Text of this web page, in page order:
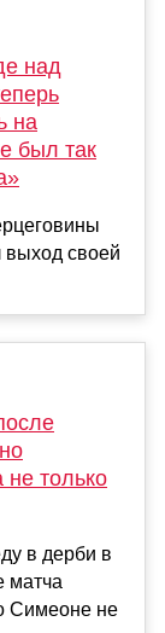
над
на
был так
своей
не только
в дерби в
матча
Симеоне не